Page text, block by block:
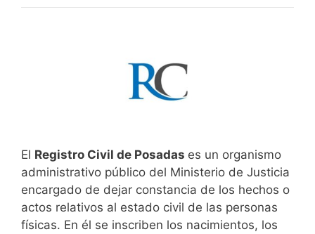
El Registro Civil de Posadas es un organismo
administrativo público del Ministerio de Justicia
encargado de dejar constancia de los hechos o
actos relativos al estado civil de las personas
físicas. En él se inscriben los nacimientos, los